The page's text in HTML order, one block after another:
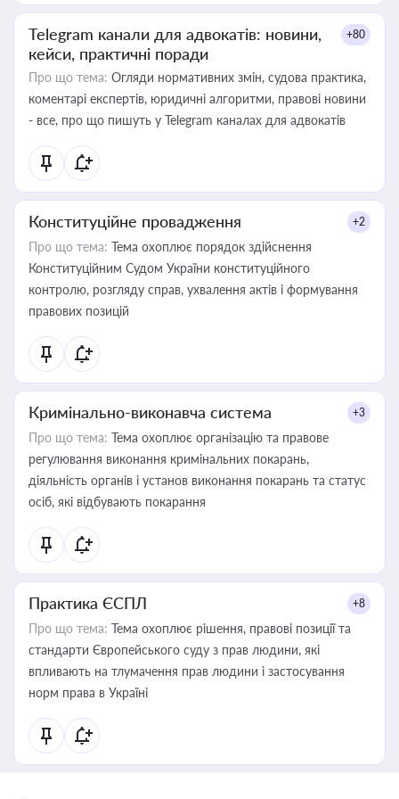
Telegram канали для адвокатів: новини,
кейси, практичні поради
+80
Про що тема: Огляди нормативних змін, судова практика,
коментарі експертів, юридичні алгоритми, правові новини
- все, про що пишуть у Telegram каналах для адвокатів
Конституційне провадження +2
Про що тема: Тема охоплює порядок здійснення
Конституційним Судом України конституційного
контролю, розгляду справ, ухвалення актів і формування
правових позицій
Кримінально-виконавча система +3
Про що тема: Тема охоплює організацію та правове
регулювання виконання кримінальних покарань,
діяльність органів і установ виконання покарань та статус
осіб, які відбувають покарання
Практика ЄСПЛ +8
Про що тема: Тема охоплює рішення, правові позиції та
стандарти Європейського суду з прав людини, які
впливають на тлумачення прав людини і застосування
норм права в Україні